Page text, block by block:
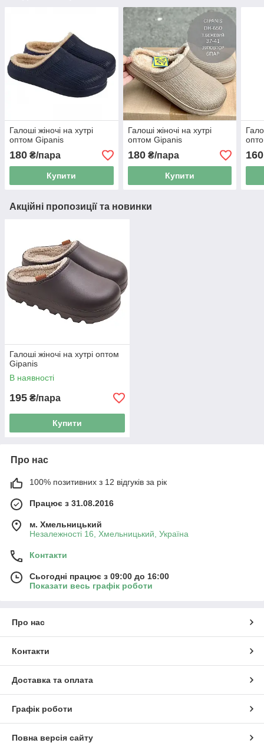
Галоші жіночі на хутрі
оптом Gipanis
180 ₴/пара
Купити
Галоші жіночі на хутрі
оптом Gipanis
180₴/пара
Купити
160
Акційні пропозиції та новинки
Галоші жіночі на хутрі оптом
Gipanis
В наявності
195 ₴/пара
Купити
Про нас
100% позитивних з 12 відгуків за рік
Працює з 31.08.2016
м. Хмельницький
Незалежності 16, Хмельницький, Україна
Контакти
Сьогодні працює з 09:00 до 16:00
Показати весь графік роботи
Про нас
Контакти
Доставка та оплата
Графік роботи
Повна версія сайту